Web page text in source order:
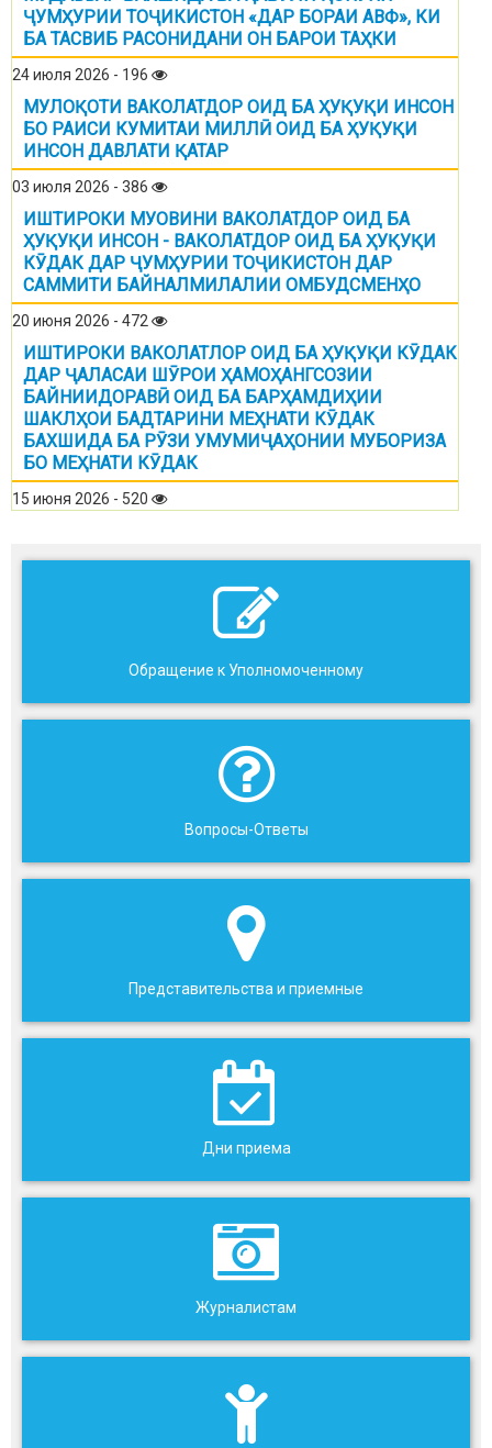
ҶУМҲУРИИ ТОҶИКИСТОН «ДАР БОРАИ АВФ», КИ
БА ТАСВИБ РАСОНИДАНИ ОН БАРОИ ТАҲКИ
24 июля 2026 - 196
МУЛОҚОТИ ВАКОЛАТДОР ОИД БА ҲУҚУҚИ ИНСОН
БО РАИСИ КУМИТАИ МИЛЛӢ ОИД БА ҲУҚУҚИ
ИНСОН ДАВЛАТИ ҚАТАР
03 июля 2026 - 386
ИШТИРОКИ МУОВИНИ ВАКОЛАТДОР ОИД БА
ҲУҚУҚИ ИНСОН - ВАКОЛАТДОР ОИД БА ҲУҚУҚИ
КӮДАК ДАР ҶУМҲУРИИ ТОҶИКИСТОН ДАР
САММИТИ БАЙНАЛМИЛАЛИИ ОМБУДСМЕНҲО
20 июня 2026 - 472
ИШТИРОКИ ВАКОЛАТЛОР ОИД БА ҲУҚУҚИ КӮДАК
ДАР ҶАЛАСАИ ШӮРОИ ҲАМОҲАНГСОЗИИ
БАЙНИИДОРАВӢ ОИД БА БАРҲАМДИҲИИ
ШАКЛҲОИ БАДТАРИНИ МЕҲНАТИ КӮДАК
БАХШИДА БА РӮЗИ УМУМИҶАҲОНИИ МУБОРИЗА
БО МЕҲНАТИ КӮДАК
15 июня 2026 - 520
Обращение к Уполномоченному
Вопросы-Ответы
Представительства и приемные
Дни приема
Журналистам